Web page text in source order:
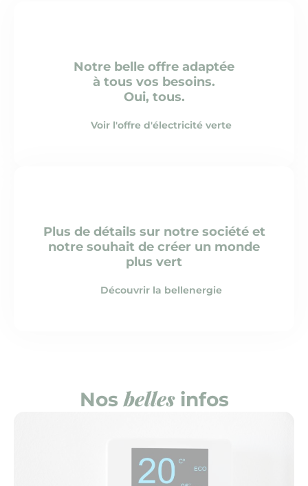
Notre belle offre adaptée
à tous vos besoins.
Oui, tous.
Voir l'offre d'électricité verte
Plus de détails sur notre société et
notre souhait de créer un monde
plus vert
Découvrir la bellenergie
Nosbellesinfos